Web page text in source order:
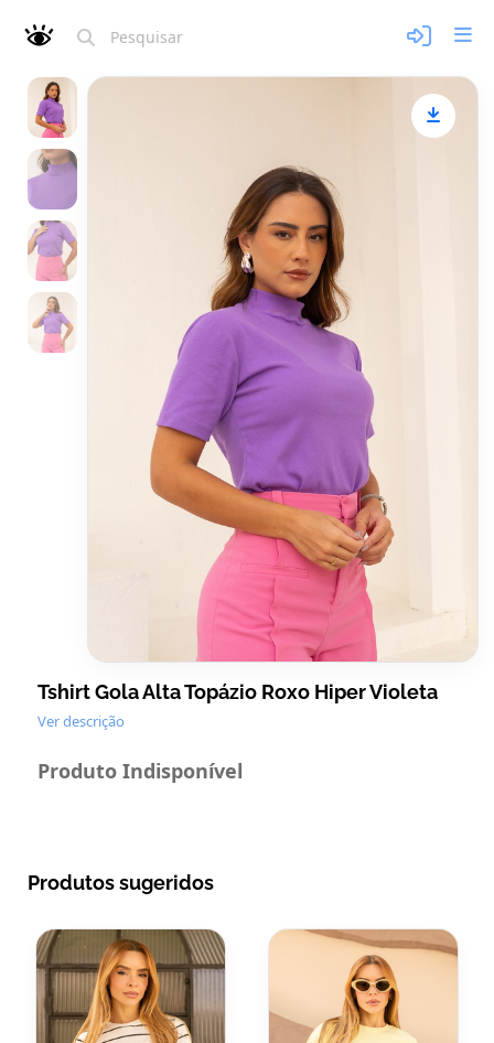
Tshirt Gola Alta Topázio Roxo Hiper Violeta
Ver descrição
Produto Indisponível
Produtos sugeridos